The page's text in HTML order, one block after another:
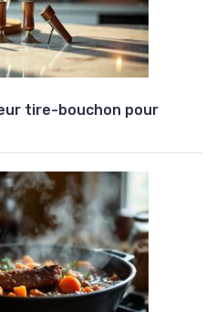
tire-bouchon pour